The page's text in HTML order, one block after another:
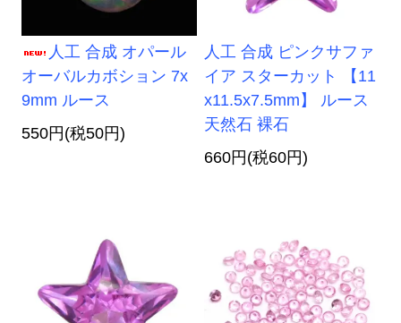
人工 合成 オパール
オーバルカボション 7x
9mm ルース
550円(税50円)
人工 合成 ピンクサファ
イア スターカット 【11
x11.5x7.5mm】 ルース
天然石 裸石
660円(税60円)